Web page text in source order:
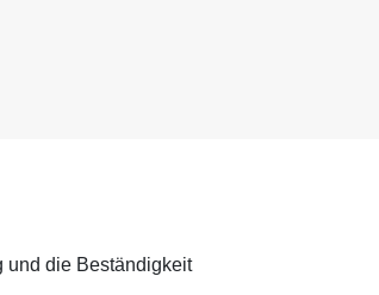
und die Beständigkeit